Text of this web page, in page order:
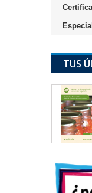
TUS